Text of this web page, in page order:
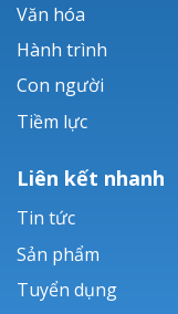
Văn hóa
Hành trình
Con người
Tiềm lực
Liên kết nhanh
Tin tức
Sản phẩm
Tuyển dụng